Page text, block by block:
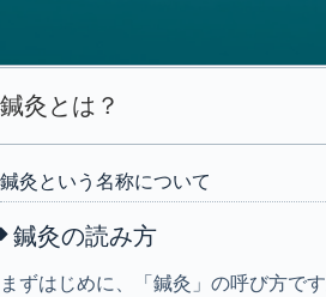
鍼灸とは？
鍼灸という名称について
鍼灸の読み方
まずはじめに、「鍼灸」の呼び方で